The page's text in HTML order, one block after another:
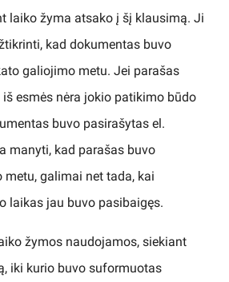
laiko žyma atsako į šį klausimą. Ji
kad dokumentas buvo
galiojimo metu. Jei parašas
esmės nėra jokio patikimo būdo
buvo pasirašytas el.
manyti, kad parašas buvo
metu, galimai net tada, kai
laikas jau buvo pasibaigęs.
žymos naudojamos, siekiant
iki kurio buvo suformuotas